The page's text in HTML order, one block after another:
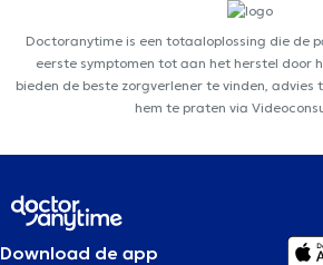
Doctoranytime is een totaaloplossing die de
eerste symptomen tot aan het herstel door
bieden de beste zorgverlener te vinden, advies
hem te praten via
Download de app